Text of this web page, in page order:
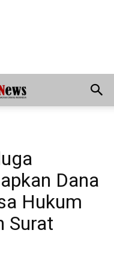
Dana
Hukum
Surat